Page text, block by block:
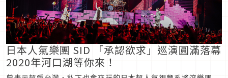
日本人氣樂團 SID 「承認欲求」巡演圓滿落幕
2020年河口湖等你來！